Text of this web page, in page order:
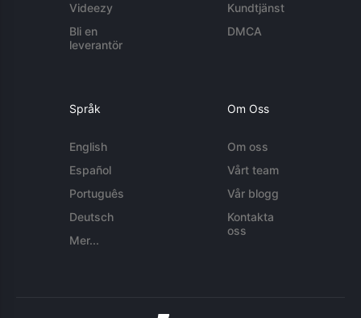
Videezy
Bli en
leverantör
Kundtjänst
DMCA
Språk
English
Español
Português
Deutsch
Mer...
Om Oss
Om oss
Vårt team
Vår blogg
Kontakta
oss